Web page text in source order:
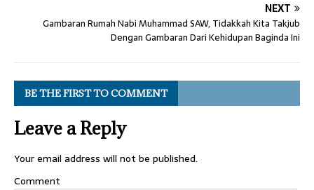
NEXT
Gambaran Rumah Nabi Muhammad SAW, Tidakkah Kita Takjub
Dengan Gambaran Dari Kehidupan Baginda Ini
BE THE FIRST TO COMMENT
Leave a Reply
Your email address will not be published.
Comment